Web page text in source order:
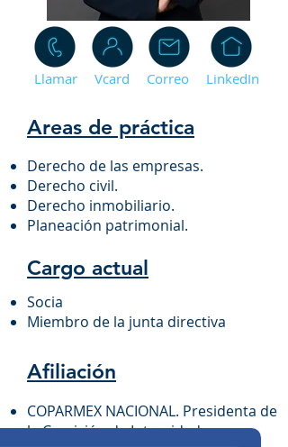
Llamar Vcard Correo LinkedIn
Areas de práctica
Derecho de las empresas.
Derecho civil.
Derecho inmobiliario.
Planeación patrimonial.
Cargo actual
Socia
Miembro de la junta directiva
Afiliación
COPARMEX NACIONAL. Presidenta de
la Comisión de Integridad y